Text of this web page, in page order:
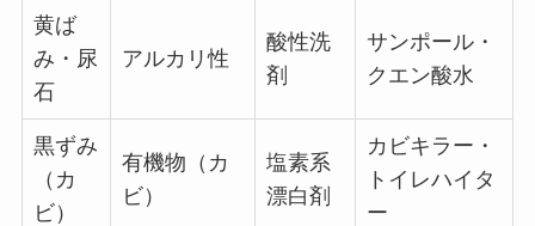
黄ば
み・尿
石
アルカリ性
酸性洗
剤
サンポール・
クエン酸水
黒ずみ
（カ
ビ）
有機物（カ
ビ）
塩素系
漂白剤
カビキラー・
トイレハイタ
ー